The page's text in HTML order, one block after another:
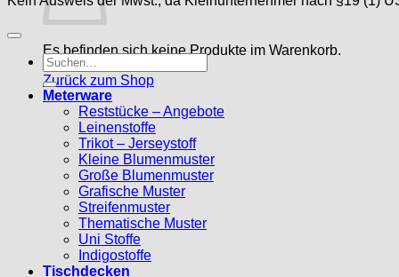
Es befinden sich keine Produkte im Warenkorb.
Zurück zum Shop
Suche
nach:
Meterware
Reststücke – Angebote
Leinenstoffe
Trikot – Jerseystoff
Kleine Blumenmuster
Große Blumenmuster
Grafische Muster
Streifenmuster
Thematische Muster
Uni Stoffe
Indigostoffe
Tischdecken